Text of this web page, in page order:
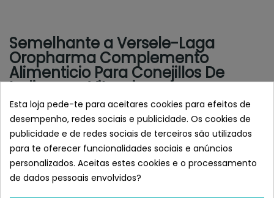
Semelhante a Versele-Laga
Oropharma Complemento
Alimenticio Para Conejillos De
Indias con Vitamina
Esta loja pede-te para aceitares cookies para efeitos de
desempenho, redes sociais e publicidade. Os cookies de
publicidade e de redes sociais de terceiros são utilizados
para te oferecer funcionalidades sociais e anúncios
personalizados. Aceitas estes cookies e o processamento
de dados pessoais envolvidos?